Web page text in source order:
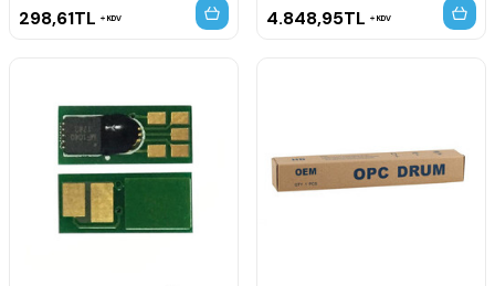
298,61TL KDV 4.848,95TL KDV